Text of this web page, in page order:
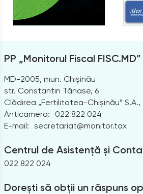
PP „Monitorul Fiscal FISC.MD”
MD-2005, mun. Chișinău
str. Constantin Tănase, 6
Clădirea „Fertilitatea-Chișinău”
Anticamera:
022 822 024
E-mail: secretariat@monitor.tax
Centrul de Asistență și
022 822 024
Dorești să obții un răspuns